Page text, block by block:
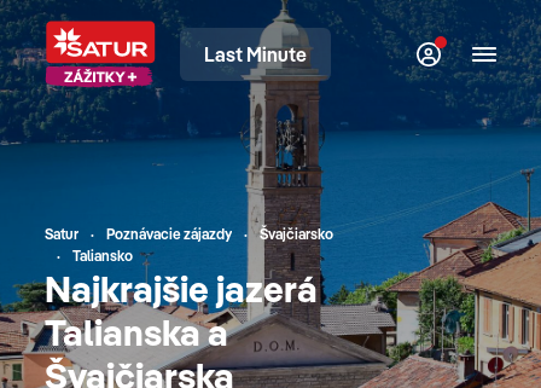
Last Minute
Satur Poznávacie zájazdy
Švajčiarsko
Taliansko
Najkrajšie jazerá
Talianska a
Švajčiarska